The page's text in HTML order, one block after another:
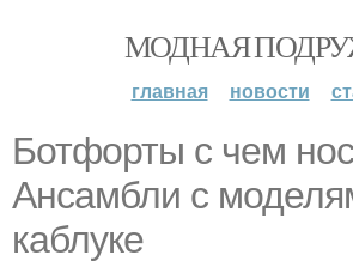
МОДНАЯ
главная новости
Ботфорты с чем
Ансамбли с
каблуке